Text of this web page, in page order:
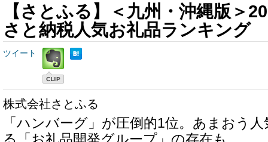
【さとふる】＜九州・沖縄版＞
さと納税人気お礼品ランキング
ツイート
株式会社さとふる
「ハンバーグ」が圧倒的1位。あまおう